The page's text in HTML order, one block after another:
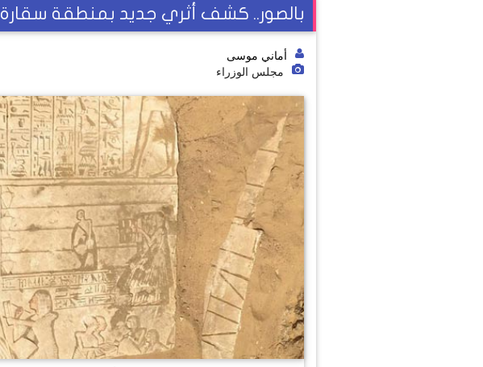
بالصور.. كشف أثري جديد بمنطقة سقارة
أماني موسى
مجلس الوزراء